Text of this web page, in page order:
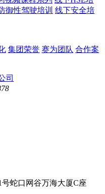
御性驾驶培训 线下安全培
集团荣誉 赛为团队 合作案
蛇口网谷万海大厦C座